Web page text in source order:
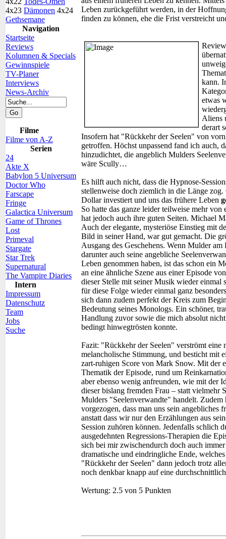
4x23 Dämonen 4x24
Gethsemane
Navigation
Startseite
Reviews
Kolumnen & Specials
Gewinnspiele
TV-Planer
Interviews
News-Archiv
Filme
Filme von A-Z
Serien
24
Akte X
Babylon 5 Universum
Doctor Who
Farscape
Fringe
Galactica Universum
Game of Thrones
Lost
Primeval
Stargate
Star Trek
Supernatural
The Vampire Diaries
Intern
Impressum
Datenschutz
Team
Jobs
Suche
Leben zurückgeführt werden, in der
finden zu können, ehe die Frist verstreicht
kann.
etwas
Aliens
derart
Insofern hat "Rückkehr der Seelen" von
getroffen. Höchst unpassend fand ich auch,
hinzudichtet, die angeblich Mulders
wäre Scully…
Es hilft auch nicht, dass die Hypnose-
stellenweise doch ziemlich in die Länge
Dollar investiert und uns das frühere Leben
So hatte das ganze leider teilweise mehr
hat jedoch auch ihre guten Seiten. Michael
Auch der elegante, mysteriöse Einstieg mit
Bild in seiner Hand, war gut gemacht. Die
Ausgang des Geschehens. Wenn Mulder
darunter auch seine angebliche
Leben genommen haben, ist das schon ein
an eine ähnliche Szene aus einer Episode
dieser Stelle mit seiner Musik wieder
für diese Folge wieder einmal ganz
sich dann zudem perfekt der Kreis zum
Bedeutung seines Monologs. Ein schöner,
Handlung zuvor sowie die mich absolut
bedingt hinwegtrösten konnte.
Fazit: "Rückkehr der Seelen" verströmt eine
melancholische Stimmung, und besticht mit
zart-ruhigen Score von Mark Snow. Mit der
Thematik der Episode, rund um
aber ebenso wenig anfreunden, wie mit der
dieser bislang fremden Frau – statt vielmehr
Mulders "Seelenverwandte" handelt. Zudem
vorgezogen, dass man uns sein angebliches
anstatt dass wir nur den Erzählungen aus
Session zuhören können. Jedenfalls schlich
ausgedehnten Regressions-Therapien die
sich bei mir zwischendurch doch auch
dramatische und eindringliche Ende,
"Rückkehr der Seelen" dann jedoch trotz
noch denkbar knapp auf eine
Wertung: 2.5 von 5 Punkten